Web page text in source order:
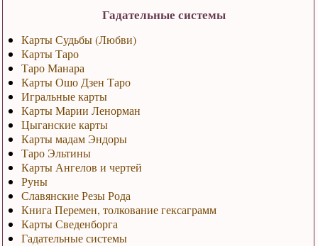
Гадательные системы
Карты Судьбы (Любви)
Карты Таро
Таро Манара
Карты Ошо Дзен Таро
Игральные карты
Карты Марии Ленорман
Цыганские карты
Карты мадам Эндоры
Таро Эльтины
Карты Ангелов и чертей
Руны
Славянские Резы Рода
Книга Перемен, толкование гексаграмм
Карты Сведенборга
Гадательные системы